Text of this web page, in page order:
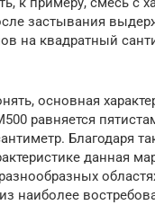
застывания
на квадратный
основная
равняется
Благодаря
данная
наиболее